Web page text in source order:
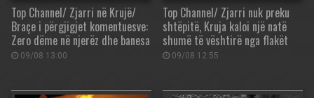
Top Channel/ Zjarri në Krujë/
Braçe i përgjigjet komentuesve:
Zero dëme në njerëz dhe banesa
09/08 13:00
Top Channel/ Zjarri nuk preku
shtëpitë, Kruja kaloi një natë
shumë të vështirë nga flakët
09/08 12:55